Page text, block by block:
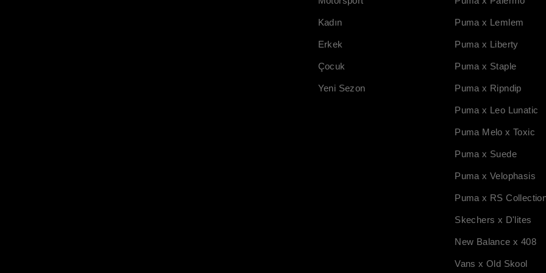
Kadın
Erkek
Çocuk
Yeni Sezon
Puma x Lemlem
Puma x Liberty
Puma x Staple
Puma x Ripndip
Puma x Leo Lunatic
Puma Melo x Toxic
Puma x Suede
Puma x Velophasis
Puma x RS
Skechers x D'lites
New Balance x 408
Vans x Old Skool